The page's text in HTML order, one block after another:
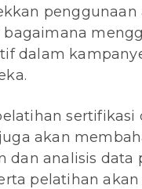
penggunaan
bagaimana
dalam
sertifikasi
akan
dan analisis data
pelatihan